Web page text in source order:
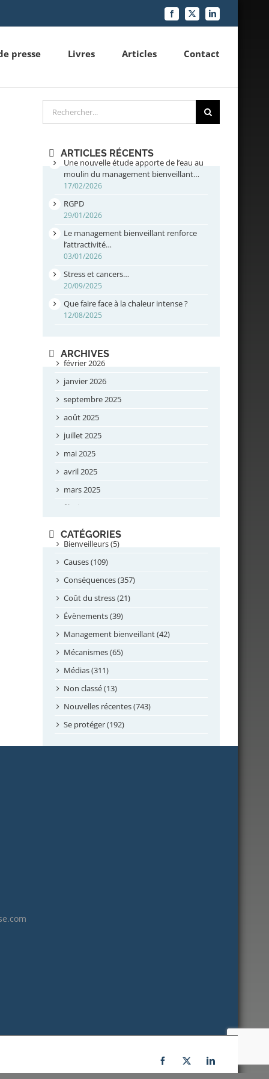
Facebook
X LinkedIn
presse Livres Articles Contact
Rechercher
ARTICLES RÉCENTS
Une nouvelle étude apporte de l’eau au
moulin du management bienveillant…
17/02/2026
RGPD
29/01/2026
Le management bienveillant renforce
l’attractivité…
03/01/2026
Stress et cancers…
20/09/2025
Que faire face à la chaleur intense ?
12/08/2025
ARCHIVES
février 2026
janvier 2026
septembre 2025
août 2025
juillet 2025
mai 2025
avril 2025
mars 2025
février 2025
septembre 2024
août 2024
juillet 2024
juin 2024
mai 2024
avril 2024
février 2024
janvier 2024
novembre 2023
octobre 2023
septembre 2023
CATÉGORIES
Bienveilleurs (5)
Causes (109)
Conséquences (357)
Coût du stress (21)
Évènements (39)
Management bienveillant (42)
Mécanismes (65)
Médias (311)
Non classé (13)
Nouvelles récentes (743)
Se protéger (192)
Facebook
X LinkedIn